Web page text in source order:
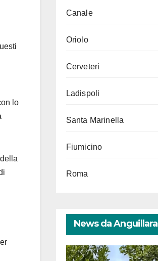
lo
Canale
Oriolo
Cerveteri
Ladispoli
Santa Marinella
Fiumicino
Roma
News da Anguillara